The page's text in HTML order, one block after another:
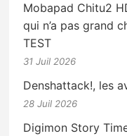
Mobapad Chitu2
qui n’a pas grand
TEST
31 Juil 2026
Denshattack!, les
28 Juil 2026
Digimon Story